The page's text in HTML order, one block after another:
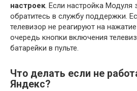
настроек. Если настройка Модуля
обратитесь в службу поддержки.
телевизор не реагируют на
очередь кнопки включения
батарейки в пульте.
Что делать если не
Яндекс?